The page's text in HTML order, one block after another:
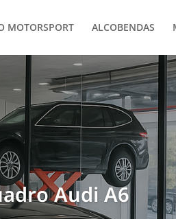
MOTORSPORT ALCOBENDAS
Audi A6